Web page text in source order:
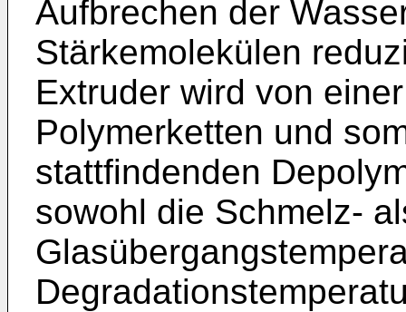
Aufbrechen der
Stärkemolekülen
Extruder wird von
Polymerketten und
stattfindenden
sowohl die Schmelz-